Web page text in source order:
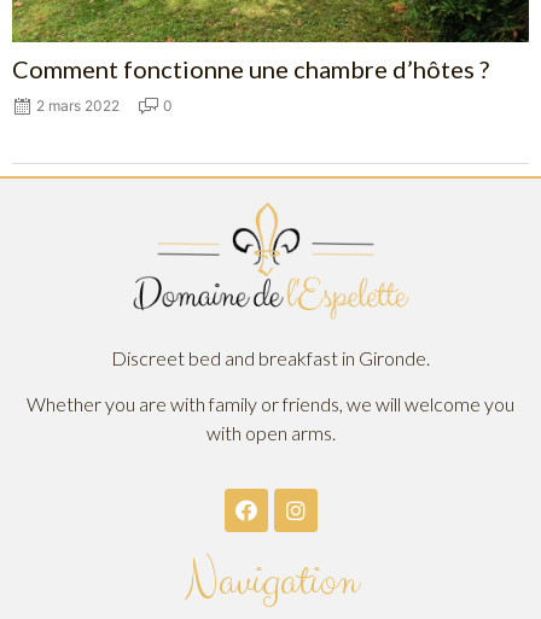
Comment fonctionne une chambre d’hôtes ?
2 mars 2022 0
Discreet bed and breakfast in Gironde.
Whether you are with family or friends, we will welcome you
with open arms.
Navigation